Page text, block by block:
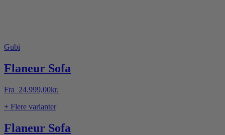
Gubi
Flaneur Sofa
Fra 24.999,00kr.
+ Flere varianter
Flaneur Sofa